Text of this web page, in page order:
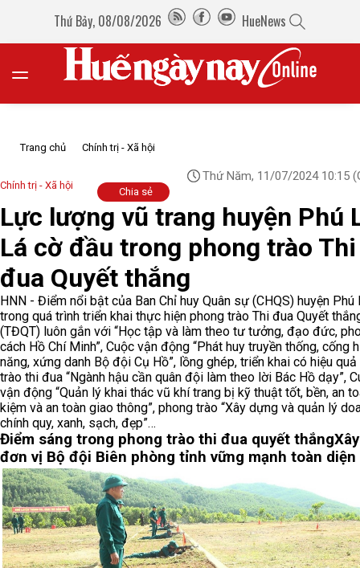
Thứ Bảy, 08/08/2026 HueNews
Trang chủ Chính trị - Xã hội
Chính trị - Xã hội
Thứ Năm, 11/07/2024 10:15
Chia sẻ
Lực lượng vũ trang huyện Phú
Lá cờ đầu trong phong trào Thi
đua Quyết thắng
HNN - Điểm nổi bật của Ban Chỉ huy Quân sự (CHQS) huyện Phú
trong quá trình triển khai thực hiện phong trào Thi đua Quyết
(TĐQT) luôn gắn với “Học tập và làm theo tư tưởng, đạo đức,
cách Hồ Chí Minh”, Cuộc vận động “Phát huy truyền thống, cống
năng, xứng danh Bộ đội Cụ Hồ”, lồng ghép, triển khai có hiệu
trào thi đua “Ngành hậu cần quân đội làm theo lời Bác Hồ dạy”,
vận động “Quản lý khai thác vũ khí trang bị kỹ thuật tốt, bền, an
kiệm và an toàn giao thông”, phong trào “Xây dựng và quản lý
chính quy, xanh, sạch, đẹp”…
Điểm sáng trong phong trào thi đua quyết thắng
đơn vị Bộ đội Biên phòng tỉnh vững mạnh toàn diện